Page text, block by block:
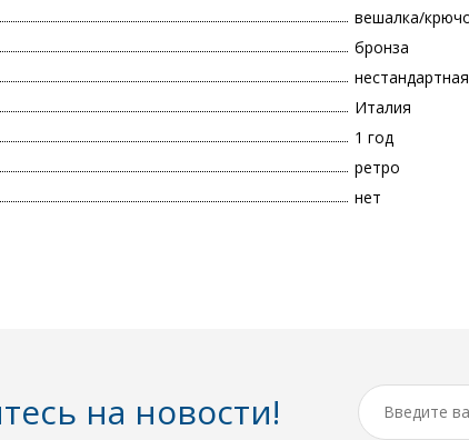
вешалка/
бронза
нестандартная
Италия
1 год
ретро
нет
на новости!